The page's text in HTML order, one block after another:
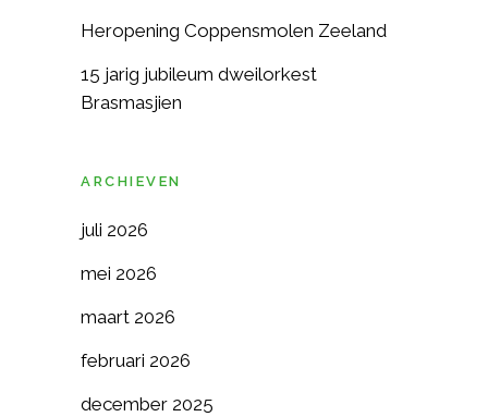
Heropening Coppensmolen Zeeland
15 jarig jubileum dweilorkest
Brasmasjien
ARCHIEVEN
juli 2026
mei 2026
maart 2026
februari 2026
december 2025